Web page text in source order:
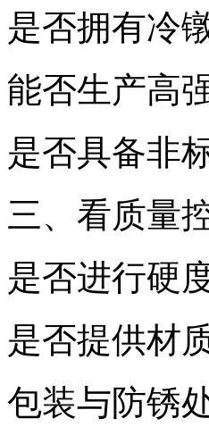
是否拥有冷
能否生产高
是否具备非
三、看质量
是否进行硬
是否提供材
包装与防锈